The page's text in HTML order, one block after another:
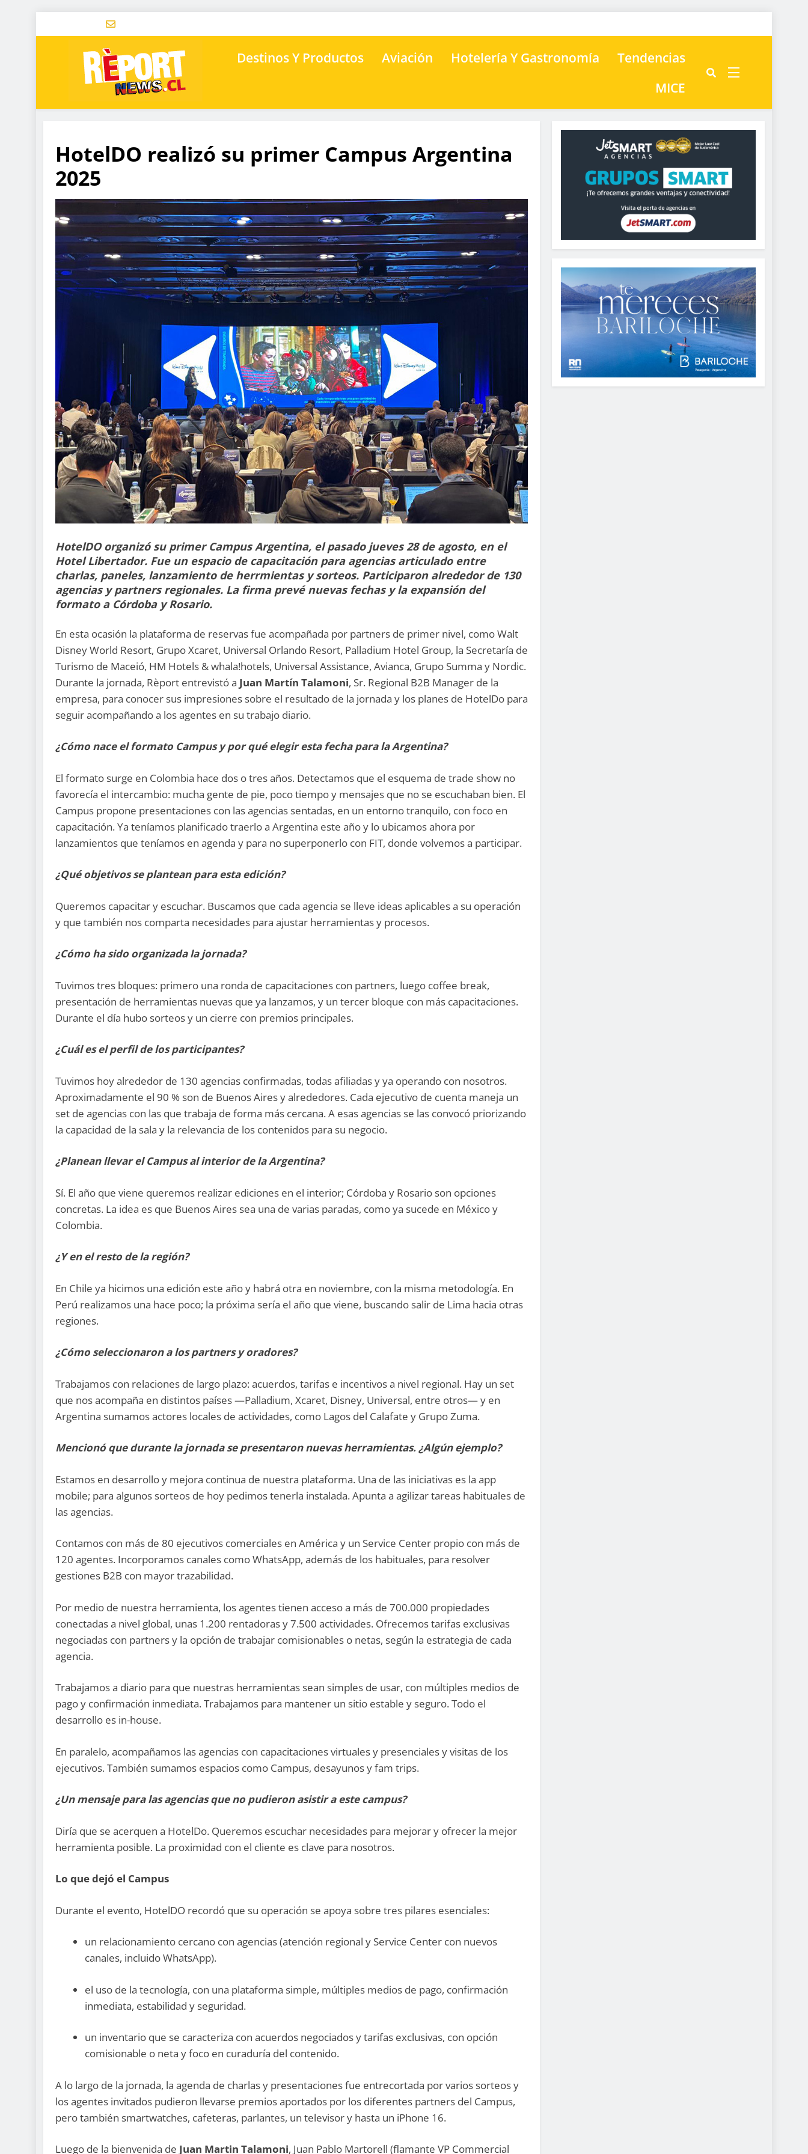
Destinos Y Productos Aviación Hotelería Y Gastronomía
Tendencias
MICE
HotelDO realizó su primer Campus Argentina
2025
HotelDO organizó su primer Campus Argentina, el pasado jueves 28 de agosto, en el
Hotel Libertador. Fue un espacio de capacitación para agencias articulado entre
charlas, paneles, lanzamiento de herrmientas y sorteos. Participaron alrededor de 130
agencias y partners regionales. La firma prevé nuevas fechas y la expansión del
formato a Córdoba y Rosario.
En esta ocasión la plataforma de reservas fue acompañada por partners de primer nivel, como Walt
Disney World Resort, Grupo Xcaret, Universal Orlando Resort, Palladium Hotel Group, la Secretaría de
Turismo de Maceió, HM Hotels & whala!hotels, Universal Assistance, Avianca, Grupo Summa y Nordic.
Durante la jornada, Rèport entrevistó a Juan Martín Talamoni, Sr. Regional B2B Manager de la
empresa, para conocer sus impresiones sobre el resultado de la jornada y los planes de HotelDo para
seguir acompañando a los agentes en su trabajo diario.
¿Cómo nace el formato Campus y por qué elegir esta fecha para la Argentina?
El formato surge en Colombia hace dos o tres años. Detectamos que el esquema de trade show no
favorecía el intercambio: mucha gente de pie, poco tiempo y mensajes que no se escuchaban bien. El
Campus propone presentaciones con las agencias sentadas, en un entorno tranquilo, con foco en
capacitación. Ya teníamos planificado traerlo a Argentina este año y lo ubicamos ahora por
lanzamientos que teníamos en agenda y para no superponerlo con FIT, donde volvemos a participar.
¿Qué objetivos se plantean para esta edición?
Queremos capacitar y escuchar. Buscamos que cada agencia se lleve ideas aplicables a su operación
y que también nos comparta necesidades para ajustar herramientas y procesos.
¿Cómo ha sido organizada la jornada?
Tuvimos tres bloques: primero una ronda de capacitaciones con partners, luego coffee break,
presentación de herramientas nuevas que ya lanzamos, y un tercer bloque con más capacitaciones.
Durante el día hubo sorteos y un cierre con premios principales.
¿Cuál es el perfil de los participantes?
Tuvimos hoy alrededor de 130 agencias confirmadas, todas afiliadas y ya operando con nosotros.
Aproximadamente el 90 % son de Buenos Aires y alrededores. Cada ejecutivo de cuenta maneja un
set de agencias con las que trabaja de forma más cercana. A esas agencias se las convocó priorizando
la capacidad de la sala y la relevancia de los contenidos para su negocio.
¿Planean llevar el Campus al interior de la Argentina?
Sí. El año que viene queremos realizar ediciones en el interior; Córdoba y Rosario son opciones
concretas. La idea es que Buenos Aires sea una de varias paradas, como ya sucede en México y
Colombia.
¿Y en el resto de la región?
En Chile ya hicimos una edición este año y habrá otra en noviembre, con la misma metodología. En
Perú realizamos una hace poco; la próxima sería el año que viene, buscando salir de Lima hacia otras
regiones.
¿Cómo seleccionaron a los partners y oradores?
Trabajamos con relaciones de largo plazo: acuerdos, tarifas e incentivos a nivel regional. Hay un set
que nos acompaña en distintos países —Palladium, Xcaret, Disney, Universal, entre otros— y en
Argentina sumamos actores locales de actividades, como Lagos del Calafate y Grupo Zuma.
Mencionó que durante la jornada se presentaron nuevas herramientas. ¿Algún ejemplo?
Estamos en desarrollo y mejora continua de nuestra plataforma. Una de las iniciativas es la app
mobile; para algunos sorteos de hoy pedimos tenerla instalada. Apunta a agilizar tareas habituales de
las agencias.
Contamos con más de 80 ejecutivos comerciales en América y un Service Center propio con más de
120 agentes. Incorporamos canales como WhatsApp, además de los habituales, para resolver
gestiones B2B con mayor trazabilidad.
Por medio de nuestra herramienta, los agentes tienen acceso a más de 700.000 propiedades
conectadas a nivel global, unas 1.200 rentadoras y 7.500 actividades. Ofrecemos tarifas exclusivas
negociadas con partners y la opción de trabajar comisionables o netas, según la estrategia de cada
agencia.
Trabajamos a diario para que nuestras herramientas sean simples de usar, con múltiples medios de
pago y confirmación inmediata. Trabajamos para mantener un sitio estable y seguro. Todo el
desarrollo es in-house.
En paralelo, acompañamos las agencias con capacitaciones virtuales y presenciales y visitas de los
ejecutivos. También sumamos espacios como Campus, desayunos y fam trips.
¿Un mensaje para las agencias que no pudieron asistir a este campus?
Diría que se acerquen a HotelDo. Queremos escuchar necesidades para mejorar y ofrecer la mejor
herramienta posible. La proximidad con el cliente es clave para nosotros.
Lo que dejó el Campus
Durante el evento, HotelDO recordó que su operación se apoya sobre tres pilares esenciales:
un relacionamiento cercano con agencias (atención regional y Service Center con nuevos
canales, incluido WhatsApp).
el uso de la tecnología, con una plataforma simple, múltiples medios de pago, confirmación
inmediata, estabilidad y seguridad.
un inventario que se caracteriza con acuerdos negociados y tarifas exclusivas, con opción
comisionable o neta y foco en curaduría del contenido.
A lo largo de la jornada, la agenda de charlas y presentaciones fue entrecortada por varios sorteos y
los agentes invitados pudieron llevarse premios aportados por los diferentes partners del Campus,
pero también smartwatches, cafeteras, parlantes, un televisor y hasta un iPhone 16.
Luego de la bienvenida de Juan Martin Talamoni, Juan Pablo Martorell (flamante VP Commercial